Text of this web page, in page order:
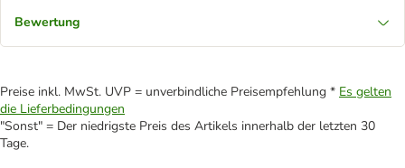
Bewertung
Preise inkl. MwSt. UVP = unverbindliche Preisempfehlung * Es gelten
die Lieferbedingungen
"Sonst" = Der niedrigste Preis des Artikels innerhalb der letzten 30
Tage.